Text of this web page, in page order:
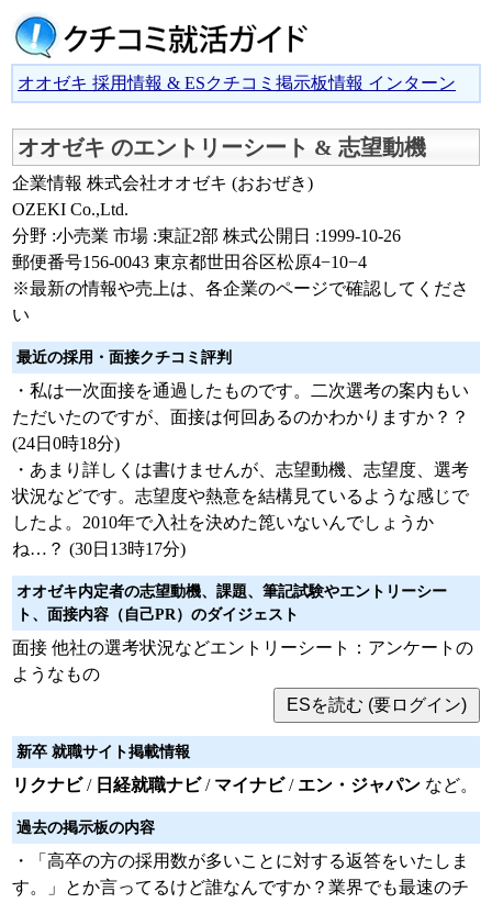
オオゼキ 採用情報 & ESクチコミ掲示板情報 インターン
オオゼキ のエントリーシート & 志望動機
企業情報 株式会社オオゼキ (おおぜき)
OZEKI Co.,Ltd.
分野 :小売業 市場 :東証2部 株式公開日 :1999-10-26
郵便番号156-0043 東京都世田谷区松原4−10−4
※最新の情報や売上は、各企業のページで確認してくださ
い
最近の採用・面接クチコミ評判
・私は一次面接を通過したものです。二次選考の案内もい
ただいたのですが、面接は何回あるのかわかりますか？？
(24日0時18分)
・あまり詳しくは書けませんが、志望動機、志望度、選考
状況などです。志望度や熱意を結構見ているような感じで
したよ。2010年で入社を決めた箆いないんでしょうか
ね…？ (30日13時17分)
オオゼキ内定者の志望動機、課題、筆記試験やエントリーシー
ト、面接内容（自己PR）のダイジェスト
面接 他社の選考状況などエントリーシート：アンケートの
ようなもの
新卒 就職サイト掲載情報
リクナビ/ 日経就職ナビ/ マイナビ/ エン・ジャパン など。
過去の掲示板の内容
・「高卒の方の採用数が多いことに対する返答をいたしま
す。」とか言ってるけど誰なんですか？業界でも最速のチ